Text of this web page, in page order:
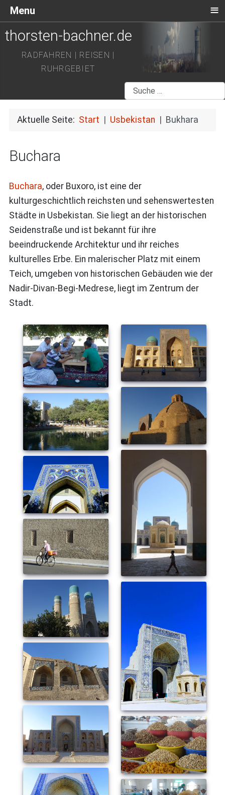
thorsten-bachner.de
RADFAHREN | REISEN |
RUHRGEBIET
Suchen
Aktuelle Seite: Start Usbekistan Bukhara
Buchara
Buchara, oder Buxoro, ist eine der
kulturgeschichtlich reichsten und sehenswertesten
Städte in Usbekistan. Sie liegt an der historischen
Seidenstraße und ist bekannt für ihre
beeindruckende Architektur und ihr reiches
kulturelles Erbe. Ein malerischer Platz mit einem
Teich, umgeben von historischen Gebäuden wie der
Nadir-Divan-Begi-Medrese, liegt im Zentrum der
Stadt.
Menu ≡